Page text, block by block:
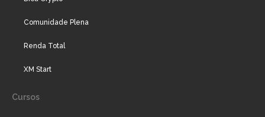
Comunidade Plena
Renda Total
XM Start
Cursos